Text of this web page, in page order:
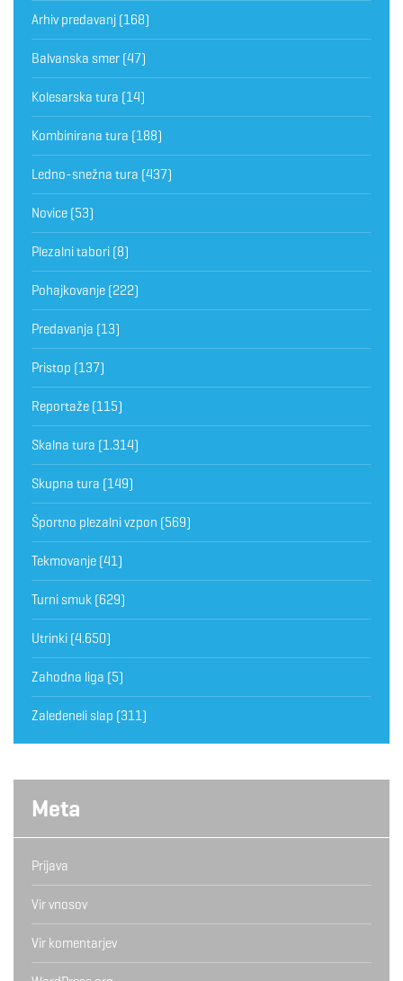
Arhiv predavanj (168)
Balvanska smer (47)
Kolesarska tura (14)
Kombinirana tura (188)
Ledno-snežna tura (437)
Novice (53)
Plezalni tabori (8)
Pohajkovanje (222)
Predavanja (13)
Pristop (137)
Reportaže (115)
Skalna tura (1.314)
Skupna tura (149)
Športno plezalni vzpon (569)
Tekmovanje (41)
Turni smuk (629)
Utrinki (4.650)
Zahodna liga (5)
Zaledeneli slap (311)
Meta
Prijava
Vir vnosov
Vir komentarjev